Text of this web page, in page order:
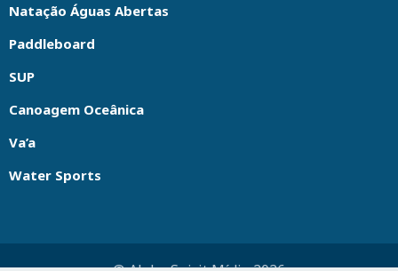
Natação Águas Abertas
Paddleboard
SUP
Canoagem Oceânica
Va’a
Water Sports